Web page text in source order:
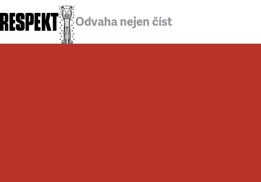
Odvaha nejen číst